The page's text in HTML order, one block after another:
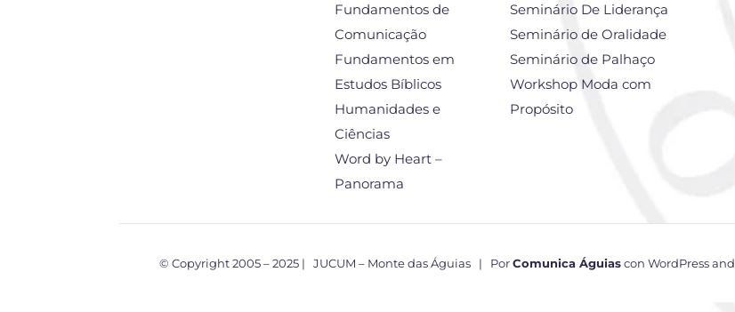
Fundamentos de
Comunicação
Fundamentos em
Estudos Bíblicos
Humanidades e
Ciências
Word by Heart –
Panorama
Seminário De Liderança
Seminário de Oralidade
Seminário de Palhaço
Workshop Moda com
Propósito
© Copyright 2005 – 2025 | JUCUM – Monte das Águias | PorComunica Águiascon WordPressand